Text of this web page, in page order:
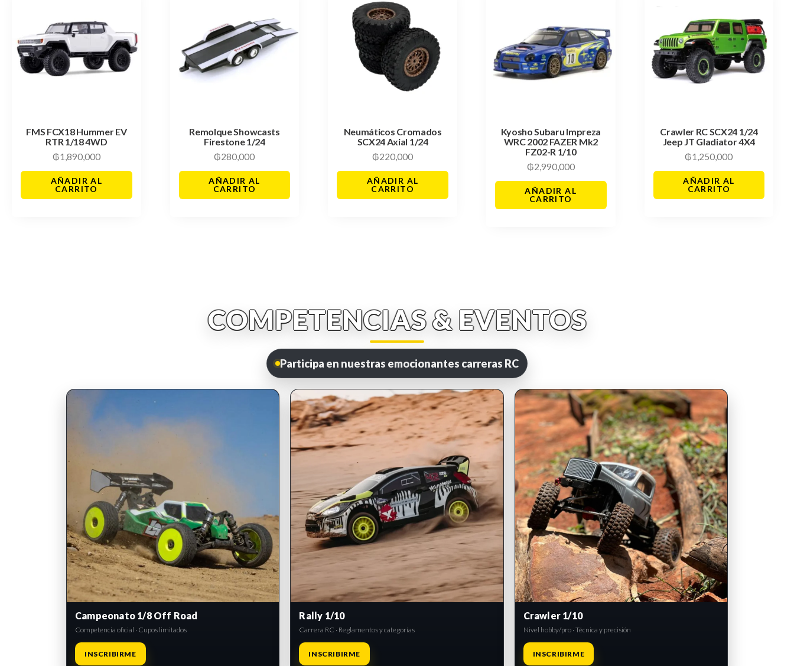
FMS FCX18 Hummer EV
RTR 1/18 4WD
₲1,890,000
AÑADIR AL
CARRITO
Remolque Showcasts
Firestone 1/24
₲280,000
AÑADIR AL
CARRITO
Neumáticos Cromados
SCX24 Axial 1/24
₲220,000
AÑADIR AL
CARRITO
Kyosho Subaru Impreza
WRC 2002 FAZER Mk2
FZ02-R 1/10
₲2,990,000
AÑADIR AL
CARRITO
Crawler RC SCX24 1/24
Jeep JT Gladiator 4X4
₲1,250,000
AÑADIR AL
CARRITO
COMPETENCIAS & EVENTOS
Participa en nuestras emocionantes carreras RC
INSCRIPCIONES ABIERTAS
Campeonato 1/8 Off Road
Competencia oficial · Cupos limitados
INSCRIBIRME
INSCRIPCIONES ABIERTAS
Rally 1/10
Carrera RC · Reglamentos y categorías
INSCRIBIRME
INSCRIPCIONES ABIERTAS
Crawler 1/10
Nivel hobby/pro · Técnica y precisión
INSCRIBIRME